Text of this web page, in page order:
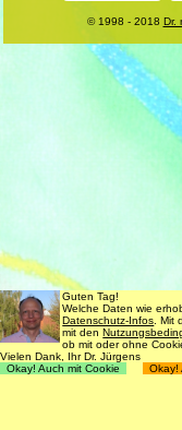
© 1998 - 2018 Dr.
Guten Tag!
Welche Daten wie
Datenschutz-Infos .
mit den
ob mit oder ohne
Vielen Dank, Ihr Dr. Jürgens
Okay! Auch mit Cookie
Okay!